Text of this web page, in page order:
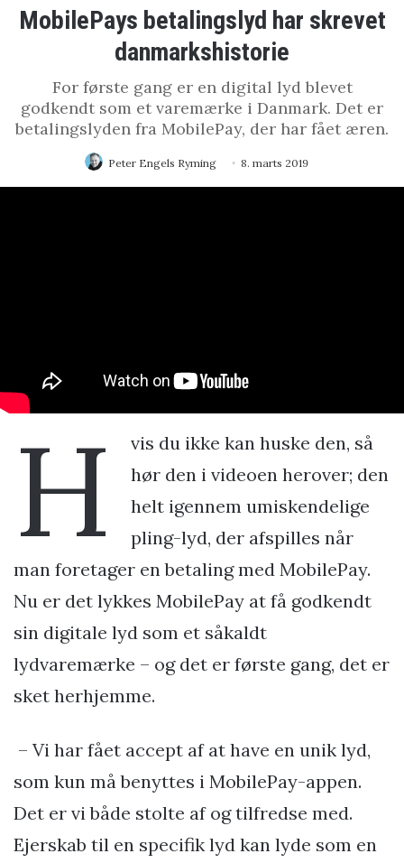
MobilePays betalingslyd har skrevet
danmarkshistorie
For første gang er en digital lyd blevet
godkendt som et varemærke i Danmark. Det er
betalingslyden fra MobilePay, der har fået æren.
Peter Engels Ryming 8. marts 2019
H
vis du ikke kan huske den, så
hør den i videoen herover; den
helt igennem umiskendelige
pling-lyd, der afspilles når
man foretager en betaling med MobilePay.
Nu er det lykkes MobilePay at få godkendt
sin digitale lyd som et såkaldt
lydvaremærke – og det er første gang, det er
sket herhjemme.
– Vi har fået accept af at have en unik lyd,
som kun må benyttes i MobilePay-appen.
Det er vi både stolte af og tilfredse med.
Ejerskab til en specifik lyd kan lyde som en